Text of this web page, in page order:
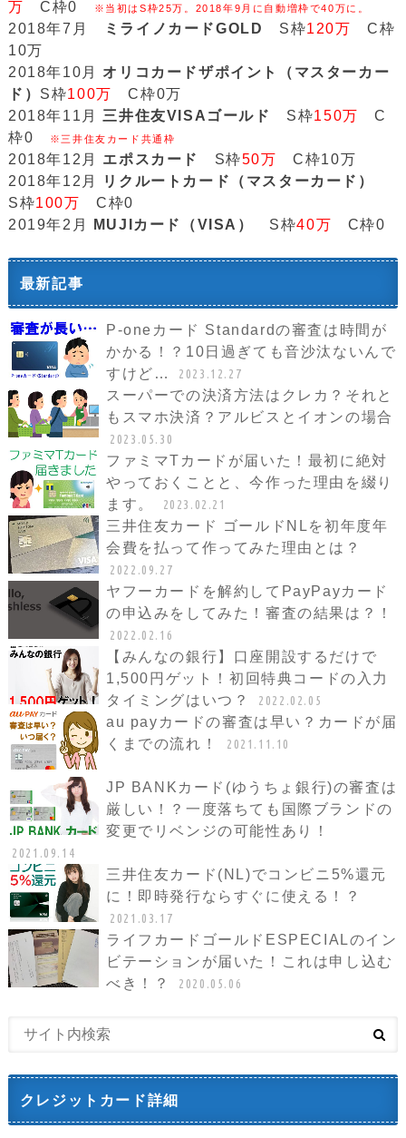
万 C枠0 ※当初はS枠25万。2018年9月に自動増枠で40万に。
2018年7月 ミライノカードGOLD S枠120万 C枠
10万
2018年10月 オリコカードザポイント（マスターカー
ド） S枠100万
C枠0万
2018年11月 三井住友VISAゴールド S枠150万
C
枠0
※三井住友カード共通枠
2018年12月 エポスカード S枠50万 C枠10万
2018年12月
リクルートカード（マスターカード）
S枠100万 C枠0
2019年2月
MUJIカード（VISA） S枠40万 C枠0
最新記事
P-oneカード Standardの審査は時間が
かかる！？10日過ぎても音沙汰ないんで
すけど…
2023.12.27
スーパーでの決済方法はクレカ？それと
もスマホ決済？アルビスとイオンの場合
2023.05.30
ファミマTカードが届いた！最初に絶対
やっておくことと、今作った理由を綴り
ます。
2023.02.21
三井住友カード ゴールドNLを初年度年
会費を払って作ってみた理由とは？
2022.09.27
ヤフーカードを解約してPayPayカード
の申込みをしてみた！審査の結果は？！
2022.02.16
【みんなの銀行】口座開設するだけで
1,500円ゲット！初回特典コードの入力
タイミングはいつ？
2022.02.05
au payカードの審査は早い？カードが届
くまでの流れ！
2021.11.10
JP BANKカード(ゆうちょ銀行)の審査は
厳しい！？一度落ちても国際ブランドの
変更でリベンジの可能性あり！
2021.09.14
三井住友カード(NL)でコンビニ5%還元
に！即時発行ならすぐに使える！？
2021.03.17
ライフカードゴールドESPECIALのイン
ビテーションが届いた！これは申し込む
べき！？
2020.05.06
クレジットカード詳細